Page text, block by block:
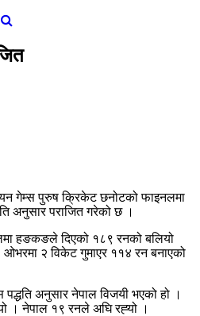
गेम्स पुरुष क्रिकेट छनोटको फाइनलमा
अनुसार पराजित गरेको छ ।
हङकङले दिएको १८९ रनको बलियो
२ विकेट गुमाएर ११४ रन बनाएको
अनुसार नेपाल विजयी भएको हो ।
। नेपाल १९ रनले अघि रह्‍यो ।